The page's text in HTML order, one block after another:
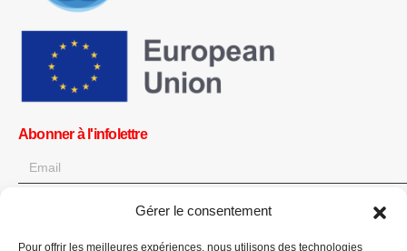
Gérer le consentement
Pour offrir les meilleures expériences, nous utilisons des technologies
Abonner à l'infolettre